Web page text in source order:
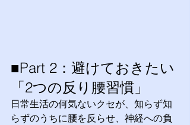
■Part 2：避けておきたい
「2つの反り腰習慣」
日常生活の何気ないクセが、知らず知
らずのうちに腰を反らせ、神経への負